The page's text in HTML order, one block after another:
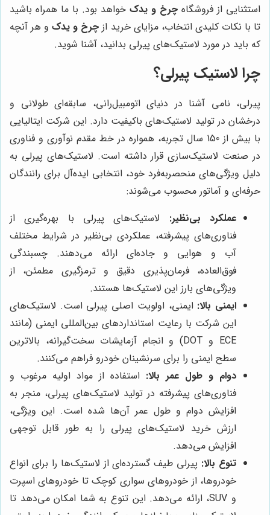
استثنایی از فروشگاه چرخ و یدک خواهد بود. با ما همراه باشید
تا با نکات کلیدی انتخاب، مزایای خرید از چرخ و یدکو هر آنچه
که باید در مورد لاستیک‌های پیرلی بدانید، آشنا شوید.
چرا لاستیک پیرلی؟
پیرلی، نامی آشنا در دنیای اتومبیل‌رانی، سابقه‌ای طولانی و
درخشان در تولید لاستیک‌های باکیفیت دارد. این شرکت ایتالیایی
با بیش از 150 سال تجربه، همواره در خط مقدم نوآوری و فناوری
در صنعت لاستیک‌سازی قرار داشته است. لاستیک‌های پیرلی به
دلیل ویژگی‌های منحصربه‌فرد خود، انتخابی ایده‌آل برای رانندگان
حرفه‌ای و آماتور محسوب می‌شوند:
عملکرد بی‌نظیر: لاستیک‌های پیرلی با بهره‌گیری از
فناوری‌های پیشرفته، عملکردی بی‌نظیر در شرایط مختلف
آب و هوایی و جاده‌ای ارائه می‌دهند. چسبندگی
فوق‌العاده، فرمان‌پذیری دقیق و ترمزگیری مطمئن، از
ویژگی‌های بارز این لاستیک‌ها هستند.
ایمنی بالا: ایمنی، اولویت اصلی پیرلی است. لاستیک‌های
این شرکت با رعایت استانداردهای بین‌المللی ایمنی (مانند
ECE و DOT) و انجام آزمایشات سخت‌گیرانه، بالاترین
سطح ایمنی را برای سرنشینان خودرو فراهم می‌کنند.
دوام و طول عمر بالا: استفاده از مواد اولیه مرغوب و
فناوری‌های پیشرفته در تولید لاستیک‌های پیرلی، منجر به
افزایش دوام و طول عمر آن‌ها شده است. این ویژگی،
ارزش خرید لاستیک‌های پیرلی را به طور قابل توجهی
افزایش می‌دهد.
تنوع بالا: پیرلی طیف گسترده‌ای از لاستیک‌ها را برای انواع
خودروها، از خودروهای سواری کوچک تا خودروهای اسپرت
و SUV، ارائه می‌دهد. این تنوع به شما امکان می‌دهد تا